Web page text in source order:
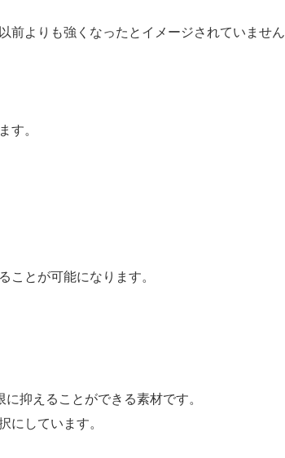
前よりも強くなったとイメージされていません
す。
ことが可能になります。
に抑える ことができる素材です。
にしています。